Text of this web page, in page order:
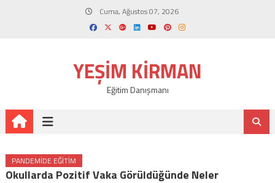
Cuma, Ağustos 07, 2026
YEŞIM KIRMAN
Eğitim Danışmanı
PANDEMIDE EĞITIM
Okullarda Pozitif Vaka Görüldüğünde Neler